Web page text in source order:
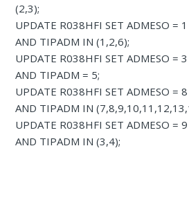
(2,3);
UPDATE R038HFI SET ADMESO =
AND TIPADM IN (1,2,6);
UPDATE R038HFI SET ADMESO =
AND TIPADM = 5;
UPDATE R038HFI SET ADMESO =
AND TIPADM IN
UPDATE R038HFI SET ADMESO =
AND TIPADM IN (3,4);